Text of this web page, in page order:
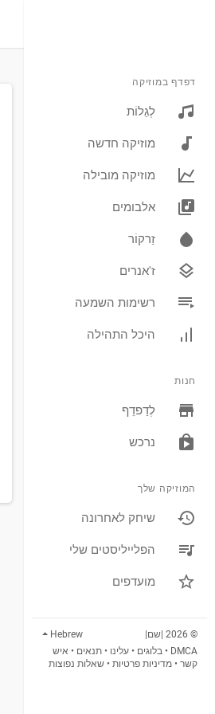
דפדף במוזיקה
לְגַלוֹת
מוזיקה חדשה
מוזיקה מובילה
אלבומים
זַרקוֹר
ז'אנרים
רשימות השמעה
היכל התהילה
חנות
לְדַפדֵף
נרכש
המוזיקה שלך
שיחק לאחרונה
הפלייליסטים שלי
מועדפים
© 2026 |שם|
Hebrew
DMCA
• בלוגים • עלינו • תנאים • איש
קשר • מדיניות פרטיות • שאלות נפוצות